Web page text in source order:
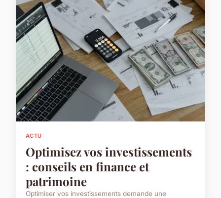
ACTU
Optimisez vos investissements
: conseils en finance et
patrimoine
Optimiser vos investissements demande une